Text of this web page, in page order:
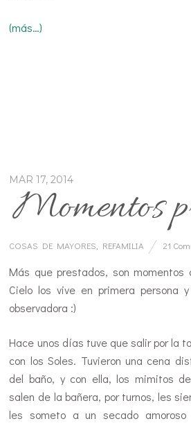
(más…)
MAR 17, 2014
Momentos
COSAS DE MAYORES, REFAMILIA 21
Más que prestados, son momentos
Cielo los vive en primera persona
observadora :)
Hace unos días tuve que salir por la
con los Soles. Tuvieron una cena
del baño, y con ella, los mimitos
salen de la bañera, por turnos, les
les someto a un secado